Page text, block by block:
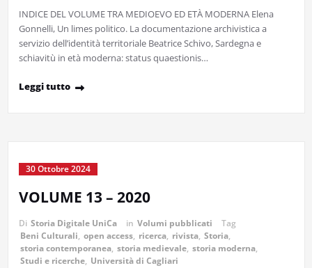
INDICE DEL VOLUME TRA MEDIOEVO ED ETÀ MODERNA Elena
Gonnelli, Un limes politico. La documentazione archivistica a
servizio dell’identità territoriale Beatrice Schivo, Sardegna e
schiavitù in età moderna: status quaestionis…
Leggi tutto
30 Ottobre 2024
VOLUME 13 – 2020
Di Storia Digitale UniCa in Volumi pubblicati
Tag
Beni Culturali, open access, ricerca, rivista, Storia,
storia contemporanea, storia medievale, storia moderna,
Studi e ricerche, Università di Cagliari